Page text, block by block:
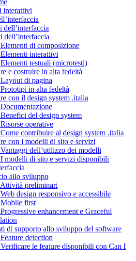
interattivi
dell’interfaccia
dell’interfaccia
di composizione
interattivi
testuali (microtesti)
e costruire in alta fedeltà
di pagina
in alta fedeltà
con il design system .italia
del design system
operative
contribuire al design system .italia
con i modelli di sito e servizi
dell’utilizzo dei modelli
modelli di sito e servizi disponibili
allo sviluppo
preliminari
design responsivo e accessibile
first
enhancement e Graceful
di supporto allo sviluppo del software
detection
le feature disponibili con Can I